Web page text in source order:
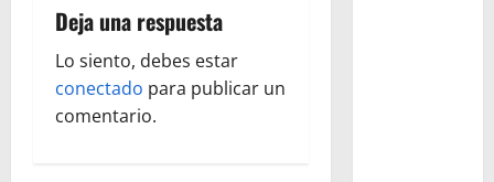
i
ó
n
Deja una respuesta
Lo siento, debes estar
conectado para publicar un
comentario.